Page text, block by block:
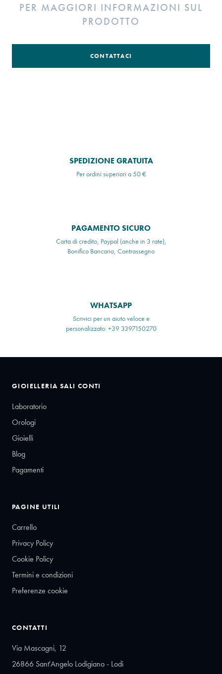
PER MAGGIORI INFORMAZIONI SUL
PRODOTTO
CONTATTACI
SPEDIZIONE GRATUITA
Per ordini superiori a 50 €
PAGAMENTO SICURO
Carta di credito, Paypal (anche in 3 rate),
Bonifico Bancario, Contrassegno
WHATSAPP
Scrivici per un aiuto veloce e
personalizzato: +39 3397150270
GIOIELLERIA SALI CONTI
Laboratorio
Orologi
Gioielli
Blog
Pagamenti
PAGINE UTILI
Carrello
Privacy Policy
Cookie Policy
Termini e condizioni
Preferenze cookie
CONTATTI
Via Mascagni, 12
26866 Sant'Angelo Lodigiano - Lodi